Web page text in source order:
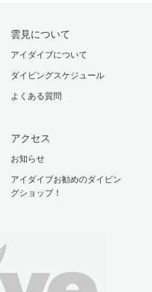
雲見について
アイダイブについて
ダイビングスケジュール
よくある質問
アクセス
お知らせ
アイダイブお勧めのダイビン
グショップ！